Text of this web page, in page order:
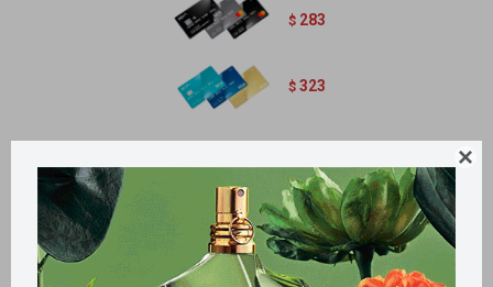

$ 283
$ 323
Métodos y costos de envío
Retiros gratuitos en tiendas